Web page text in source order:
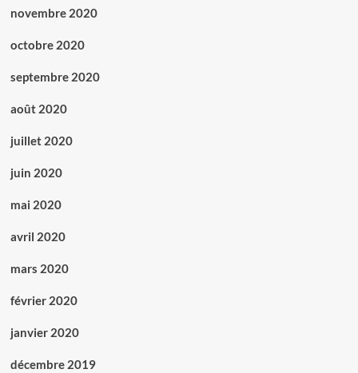
novembre 2020
octobre 2020
septembre 2020
août 2020
juillet 2020
juin 2020
mai 2020
avril 2020
mars 2020
février 2020
janvier 2020
décembre 2019